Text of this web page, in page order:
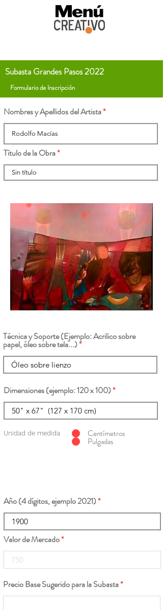
Subasta Grandes Pasos 2022
Formulario de Inscripción
Nombres y Apellidos del Artista
Título de la Obra
Técnica y Soporte (Ejemplo: Acrilico sobre
papel, óleo sobre tela...)
Dimensiones (ejemplo: 120 x 100)
Unidad de medida Centímetros
Pulgadas
Año (4 dígitos, ejemplo 2021)
Valor de Mercado
Precio Base Sugerido para la Subasta